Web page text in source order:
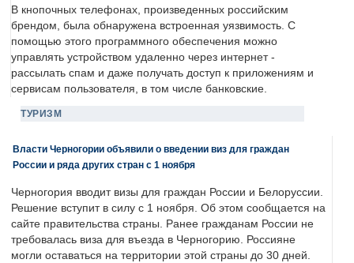
В кнопочных телефонах, произведенных российским
брендом, была обнаружена встроенная уязвимость. С
помощью этого программного обеспечения можно
управлять устройством удаленно через интернет -
рассылать спам и даже получать доступ к приложениям и
сервисам пользователя, в том числе банковские.
ТУРИЗМ
Власти Черногории объявили о введении виз для граждан
России и ряда других стран с 1 ноября
Черногория вводит визы для граждан России и Белоруссии.
Решение вступит в силу с 1 ноября. Об этом сообщается на
сайте правительства страны. Ранее гражданам России не
требовалась виза для въезда в Черногорию. Россияне
могли оставаться на территории этой страны до 30 дней.